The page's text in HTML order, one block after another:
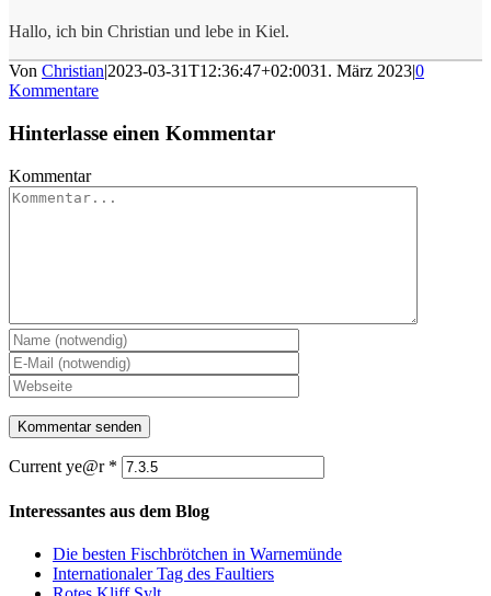
Hallo, ich bin Christian und lebe in Kiel.
Von Christian|2023-03-31T12:36:47+02:0031. März 2023|0
Kommentare
Hinterlasse einen Kommentar
Kommentar
Current ye@r *
Interessantes aus dem Blog
Die besten Fischbrötchen in Warnemünde
Internationaler Tag des Faultiers